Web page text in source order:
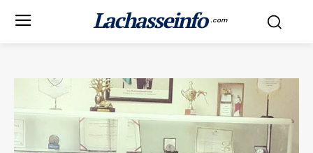
Lachasseinfo .com